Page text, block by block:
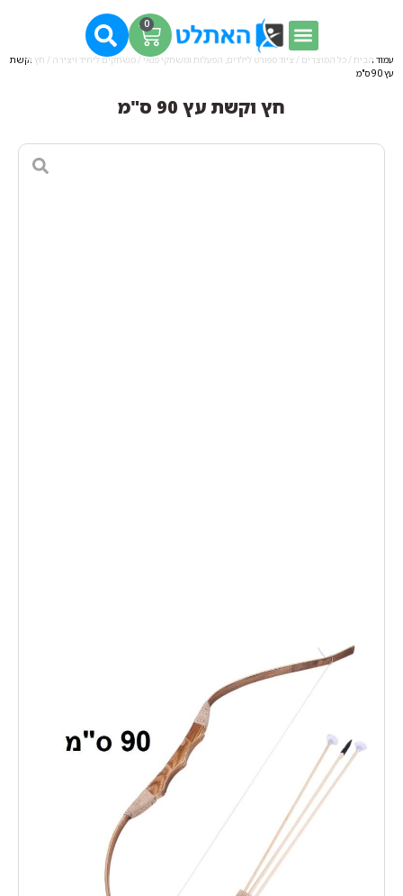
0
עמוד הבית / כל המוצרים / ציוד ספורט לילדים, הפעלות ומשחקי פנאי / משחקים ליחיד ויצירה / חץ וקשת
עץ 90 ס"מ
חץ וקשת עץ 90 ס"מ